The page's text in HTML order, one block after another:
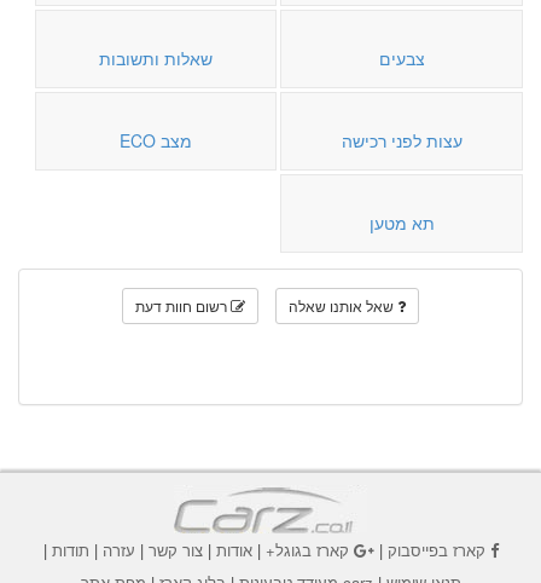
צבעים שאלות ותשובות
עצות לפני רכישה מצב ECO
תא מטען
שאל אותנו שאלה רשום חוות דעת
קארז בפייסבוק| קארז בגוגל+|אודות |צור קשר | עזרה | תודות |